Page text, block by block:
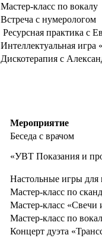
Мастер-класс по вокалу
Встреча с нумерологом
Ресурсная практика с
Интеллектуальная игра
Дискотерапия с
Мероприятие
Беседа с врачом
«УВТ Показания и
Настольные игры для
Мастер-класс по
Мастер-класс
Мастер-класс по
Концерт дуэта